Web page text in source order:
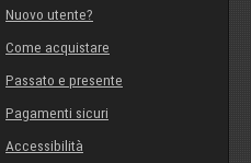
Nuovo utente?
Come acquistare
Passato e presente
Pagamenti sicuri
Accessibilità